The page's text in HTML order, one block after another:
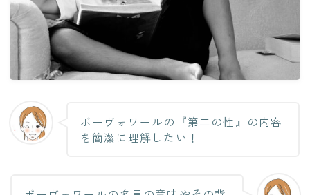
ボーヴォワールの『第二の性』の内容
を簡潔に理解したい！